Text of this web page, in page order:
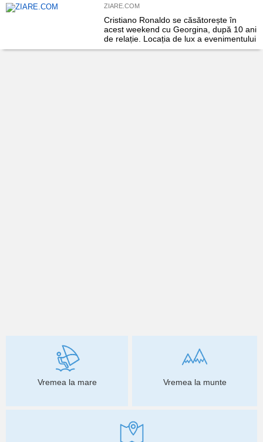
ZIARE.COM
Cristiano Ronaldo se căsătorește în
acest weekend cu Georgina, după 10 ani
de relație. Locația de lux a evenimentului
Vremea la mare Vremea la munte